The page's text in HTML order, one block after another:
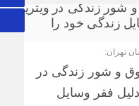
چشم مشاوران
این موضوع
تهران:
و شور زندگی در
فقر وسایل